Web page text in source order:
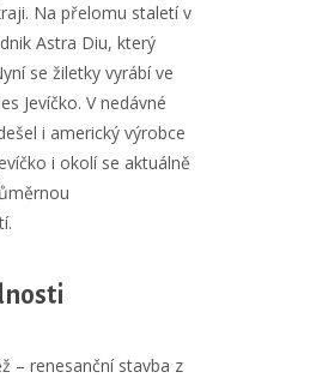
Na přelomu staletí v
Astra Diu, který
se žiletky vyrábí ve
Jevíčko. V nedávné
i americký výrobce
i okolí se aktuálně
– renesanční stavba z